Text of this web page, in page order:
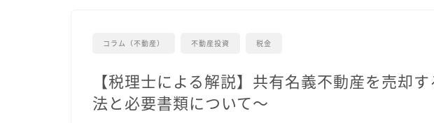
コラム（不動産） 不動産投資 税金
【税理士による解説】共有名義不動産を売却
法と必要書類について～